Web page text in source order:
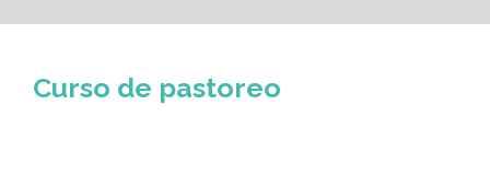
Curso de pastoreo